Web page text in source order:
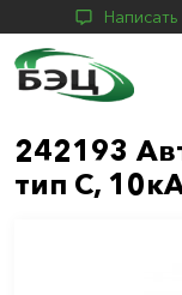
242193
тип C,